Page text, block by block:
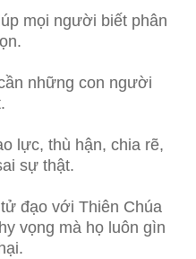
mọi người biết phân
những con người
lực, thù hận, chia rẽ,
sự thật.
đạo với Thiên Chúa
vọng mà họ luôn gìn